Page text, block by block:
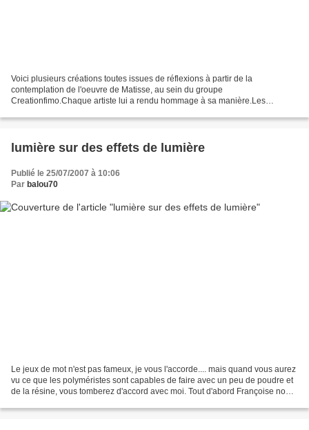
Voici plusieurs créations toutes issues de réflexions à partir de la
contemplation de l'oeuvre de Matisse, au sein du groupe
Creationfimo.Chaque artiste lui a rendu hommage à sa manière.Les
transparentmakeurs...
lumière sur des effets de lumière
Publié le 25/07/2007 à 10:06
Par balou70
Le jeux de mot n'est pas fameux, je vous l'accorde.... mais quand vous aurez
vu ce que les polyméristes sont capables de faire avec un peu de poudre et
de la résine, vous tomberez d'accord avec moi. Tout d'abord Françoise nous